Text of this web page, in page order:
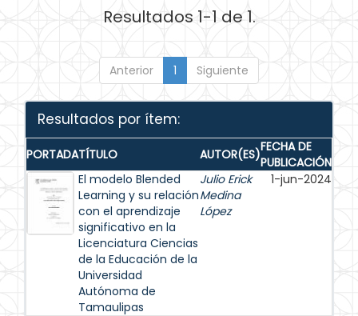
Resultados 1-1 de 1.
Anterior 1 Siguiente
Resultados por ítem:
PORTADATÍTULO AUTOR(ES)FECHA DE
PUBLICACIÓN
El modelo Blended
Learning y su relación
con el aprendizaje
significativo en la
Licenciatura Ciencias
de la Educación de la
Universidad
Autónoma de
Tamaulipas
Julio Erick
Medina
López
1-jun-2024